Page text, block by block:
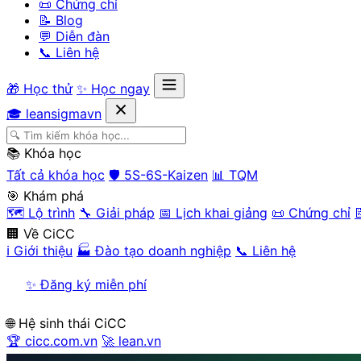
📜 Chứng chỉ
📝 Blog
💬 Diễn đàn
📞 Liên hệ
🎁 Học thử ✨ Học ngay
🎓 leansigmavn
📚 Khóa học
Tất cả khóa học 🛡️ 5S-6S-Kaizen 📊 TQM
🎯 Khám phá
🗺️ Lộ trình 🔧 Giải pháp 📅 Lịch khai giảng 📜 Chứng chỉ
🏢 Về CiCC
ℹ️ Giới thiệu 🏭 Đào tạo doanh nghiệp 📞 Liên hệ
✨ Đăng ký miễn phí
🌐 Hệ sinh thái CiCC
🏆 cicc.com.vn 🚀 lean.vn